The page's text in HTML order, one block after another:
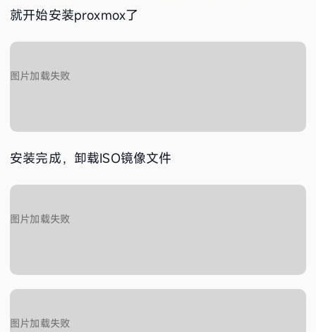
就开始安装proxmox了
安装完成，卸载ISO镜像文件